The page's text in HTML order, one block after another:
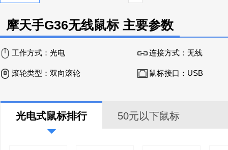
摩天手G36无线鼠标 主要参数
工作方式： 光电 连接方式： 无线
滚轮类型： 双向滚轮 鼠标接口： USB
光电式鼠标排行 50元以下鼠标